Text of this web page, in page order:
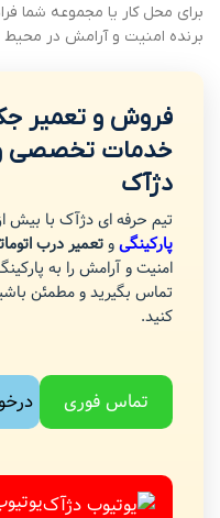
برای محل کار یا مجموعه شما
برنده امنیت و آرامش در محیط
فروش و تعمیر
خدمات تخصصی و
دژآک
تیم حرفه ای دژآک با بیش از 22 سال تجربه
پارکینگیوتعمیر درب
امنیت و آرامش را به
تماس بگیرید و مطمئن
کنید.
تماس فوری